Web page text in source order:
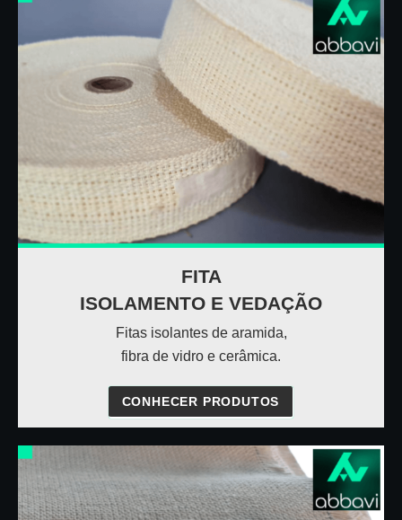
FITA
ISOLAMENTO E VEDAÇÃO
Fitas isolantes de aramida,
fibra de vidro e cerâmica.
CONHECER PRODUTOS